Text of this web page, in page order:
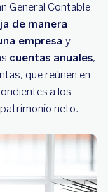
General Contable
de manera
empresa y
cuentas anuales,
que reúnen en
a los
neto.